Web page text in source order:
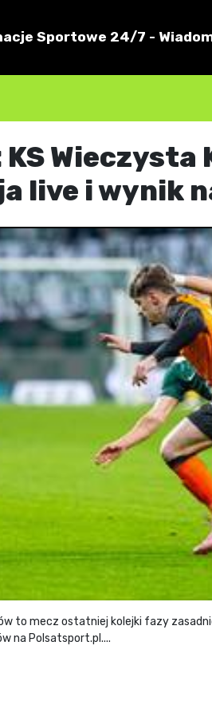
Sportowe 24/7 -
live i wynik
to mecz ostatniej kolejki fazy
na Polsatsport.pl....